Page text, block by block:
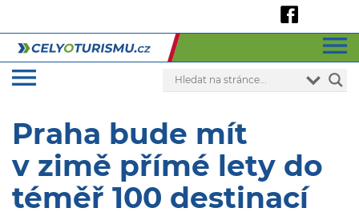
Praha bude mít
v zimě přímé lety do
téměř 100 destinací